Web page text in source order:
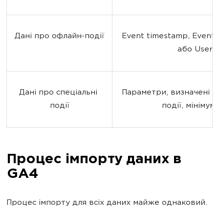
Дані про офлайн-події
Event timestamp, Event
або User
Дані про спеціальні
події
Параметри, визначені
події,
Процес імпорту даних в
GA4
Процес імпорту для всіх даних майже однаковий.